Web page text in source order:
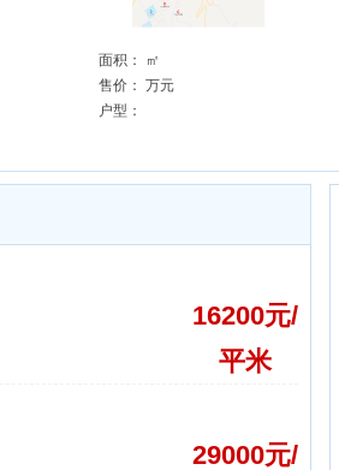
面积：
㎡
售价：万元
户型：
16200元/
平米
29000元/